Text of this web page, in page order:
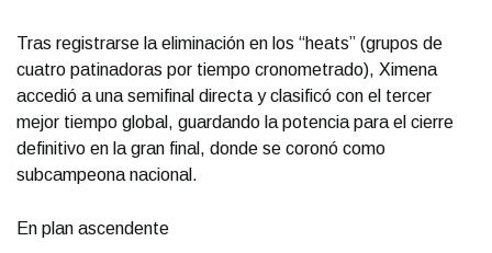
Tras registrarse la eliminación en los “heats” (grupos de
cuatro patinadoras por tiempo cronometrado), Ximena
accedió a una semifinal directa y clasificó con el tercer
mejor tiempo global, guardando la potencia para el cierre
definitivo en la gran final, donde se coronó como
subcampeona nacional.
En plan ascendente